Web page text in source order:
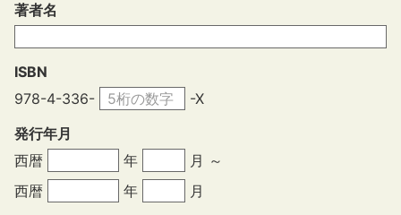
著者名
ISBN
978-4-336-
-X
発行年月
西暦
年
月 ～
西暦
年
月